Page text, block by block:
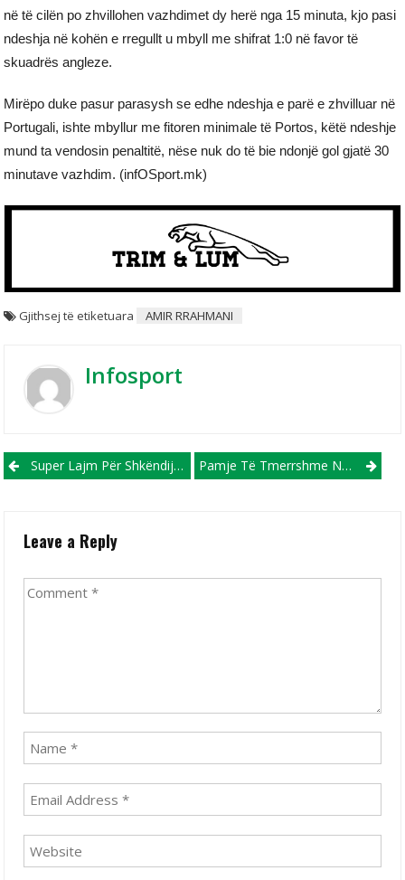
në të cilën po zhvillohen vazhdimet dy herë nga 15 minuta, kjo pasi
ndeshja në kohën e rregullt u mbyll me shifrat 1:0 në favor të
skuadrës angleze.
Mirëpo duke pasur parasysh se edhe ndeshja e parë e zhvilluar në
Portugali, ishte mbyllur me fitoren minimale të Portos, këtë ndeshje
mund ta vendosin penaltitë, nëse nuk do të bie ndonjë gol gjatë 30
minutave vazhdim. (infOSport.mk)
Gjithsej të etiketuara AMIR RRAHMANI
Infosport
Post navigation
Super Lajm Për Shkëndijën E Haraçinës, Stadiumi Po Bëhet Realitet! Pamje Të Tmerrshme Nga Kampionati Egjiptian, Brenda Fushës Ndalon Zemra E 30-Vjeçarit Refat (VIDEO 18+)
Leave a Reply